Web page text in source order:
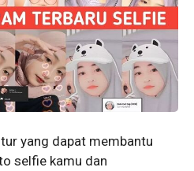
yang dapat membantu
selfie kamu dan